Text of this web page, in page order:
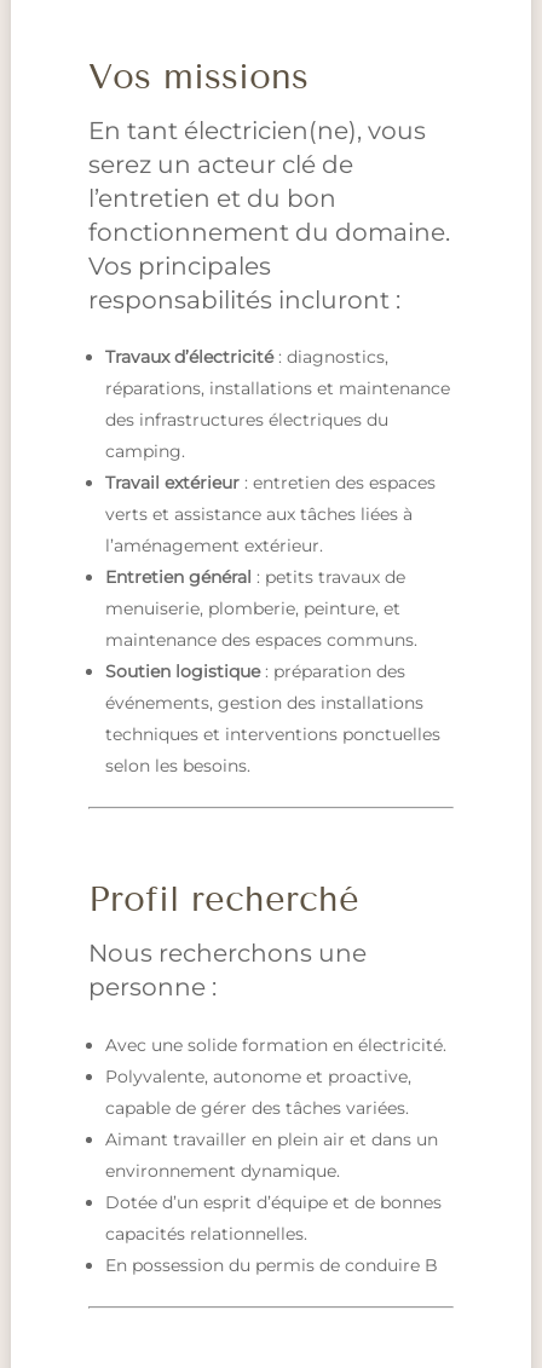
Vos missions
En tant électricien(ne), vous
serez un acteur clé de
l’entretien et du bon
fonctionnement du domaine.
Vos principales
responsabilités incluront :
Travaux d’électricité: diagnostics,
réparations, installations et maintenance
des infrastructures électriques du
camping.
Travail extérieur : entretien des espaces
verts et assistance aux tâches liées à
l’aménagement extérieur.
Entretien général : petits travaux de
menuiserie, plomberie, peinture, et
maintenance des espaces communs.
Soutien logistique: préparation des
événements, gestion des installations
techniques et interventions ponctuelles
selon les besoins.
Profil recherché
Nous recherchons une
personne :
Avec une solide formation en électricité.
Polyvalente, autonome et proactive,
capable de gérer des tâches variées.
Aimant travailler en plein air et dans un
environnement dynamique.
Dotée d’un esprit d’équipe et de bonnes
capacités relationnelles.
En possession du permis de conduire B